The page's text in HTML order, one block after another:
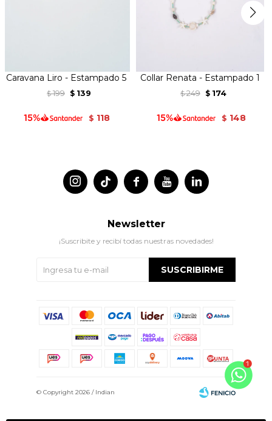
Caravana Liro - Estampado 5
$ 199 $ 139
$ 118
Collar Renata - Estampado 1
$ 249 $ 174
$ 148
 
 
Newsletter
¡Suscribite y recibí todas nuestras novedades!
SUSCRIBIRME
© Copyright 2026 / Indian